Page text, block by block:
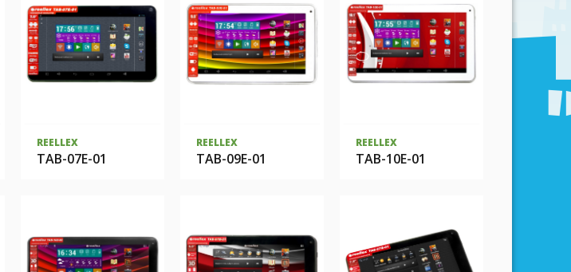
REELLEX
TAB-07E-01
REELLEX
TAB-09E-01
REELLEX
TAB-10E-01